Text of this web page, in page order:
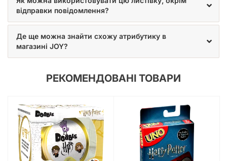
відправки повідомлення?
Де ще можна знайти схожу атрибутику в
магазині JOY?
РЕКОМЕНДОВАНІ ТОВАРИ